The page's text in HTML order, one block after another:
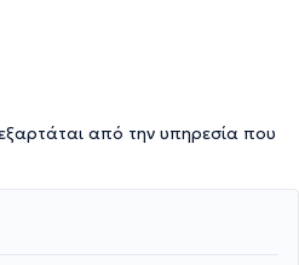
ενώ διαθέτει
των εργαλείων καθώς
υγιεινής.
από την υπηρεσία που